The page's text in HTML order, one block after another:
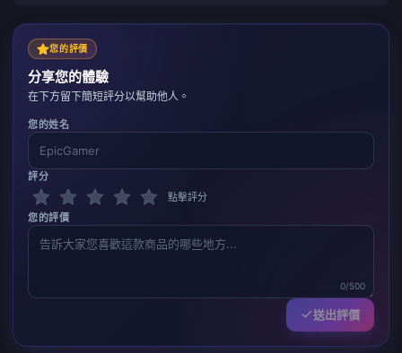
您的評價
分享您的體驗
在下方留下簡短評分以幫助他人。
您的姓名
評分
點擊評分
您的評價
0/500
送出評價